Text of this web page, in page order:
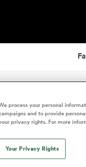
process your personal
and to provide
privacy rights. For more
Your Privacy Rights